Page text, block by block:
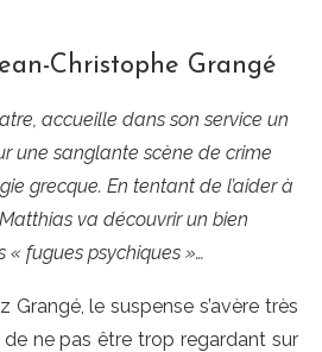
Christophe Grangé
accueille dans son service un
une sanglante scène de crime
grecque. En tentant de l’aider à
va découvrir un bien
fugues psychiques »…
le suspense s’avère très
ne pas être trop regardant sur